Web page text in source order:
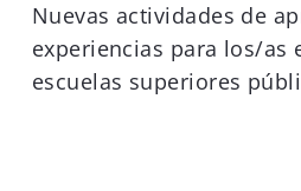
Rico
se
Nuevas actividades de
experiencias para los/as
escuelas superiores